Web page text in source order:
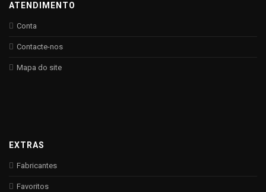
ATENDIMENTO
Conta
Contacte-nos
Mapa do site
EXTRAS
Fabricantes
Favoritos